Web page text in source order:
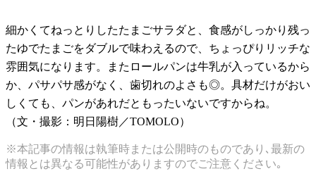
細かくてねっとりしたたまごサラダと、食感がしっかり残っ
たゆでたまごをダブルで味わえるので、ちょっぴりリッチな
雰囲気になります。またロールパンは牛乳が入っているから
か、パサパサ感がなく、歯切れのよさも◎。具材だけがおい
しくても、パンがあれだともったいないですからね。
（文・撮影：明日陽樹／TOMOLO）
※本記事の情報は執筆時または公開時のものであり､最新の
情報とは異なる可能性がありますのでご注意ください｡